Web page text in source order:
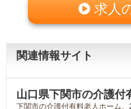
求人
関連情報サイト
山口県下関市の介護付
下関市の介護付有料老人ホーム